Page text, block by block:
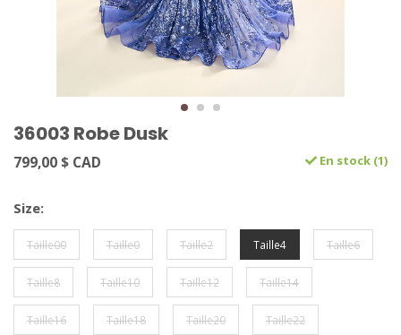
36003 Robe Dusk
799,00 $ CAD En stock (1)
Size:
Taille00 Taille0 Taille2 Taille4 Taille6
Taille8 Taille10 Taille12 Taille14
Taille16 Taille18 Taille20 Taille22